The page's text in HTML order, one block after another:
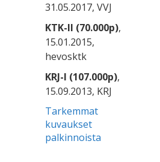
31.05.2017, VVJ
KTK-II (70.000p),
15.01.2015,
hevosktk
KRJ-I (107.000p),
15.09.2013, KRJ
Tarkemmat
kuvaukset
palkinnoista